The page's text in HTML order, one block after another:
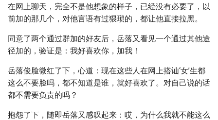
在网上聊天，完全不是他想象的样子，已经没有必要了，以
前加的那几个，对他言语有过猥琐的，都让他直接拉黑。
同意了两个通过群加的好友后，岳落又看见一个通过其他途
径加的，验证是：我好喜欢你，加我！
岳落俊脸微红了下，心道：现在这些人在网上搭讪‘女’生都
这么不要脸吗，都不知道是谁，就好喜欢了。对自己说的话
都不需要负责的吗？
抱怨了下，随即岳落又感叹起来：哎，为什么我就不能这么